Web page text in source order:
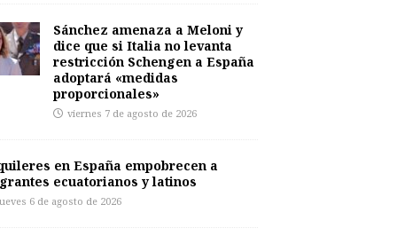
Sánchez amenaza a Meloni y
dice que si Italia no levanta
restricción Schengen a España
adoptará «medidas
proporcionales»
viernes 7 de agosto de 2026
en España empobrecen a
ecuatorianos y latinos
6 de agosto de 2026